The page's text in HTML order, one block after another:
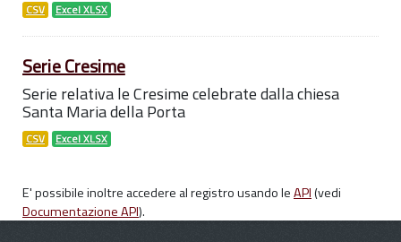
CSV Excel XLSX
Serie Cresime
Serie relativa le Cresime celebrate dalla chiesa
Santa Maria della Porta
CSV Excel XLSX
E' possibile inoltre accedere al registro usando leAPI(vedi
Documentazione API).